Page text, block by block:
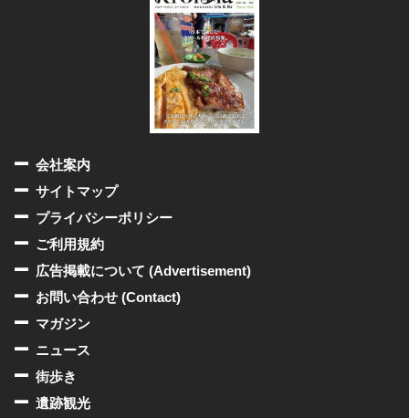
会社案内
サイトマップ
プライバシーポリシー
ご利用規約
広告掲載について (Advertisement)
お問い合わせ (Contact)
マガジン
ニュース
街歩き
遺跡観光